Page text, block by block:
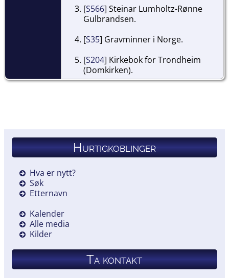
[S566] Steinar Lumholtz-Rønne
Gulbrandsen.
[S35] Gravminner i Norge.
[S204] Kirkebok for Trondheim
(Domkirken).
Hurtigkoblinger
Hva er nytt?
Søk
Etternavn
Kalender
Alle media
Kilder
Ta kontakt